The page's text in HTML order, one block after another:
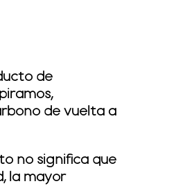
de
de vuelta a
no significa que
la mayor